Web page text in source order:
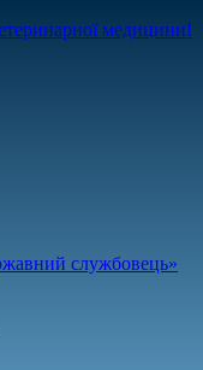
медицини!
службовець»